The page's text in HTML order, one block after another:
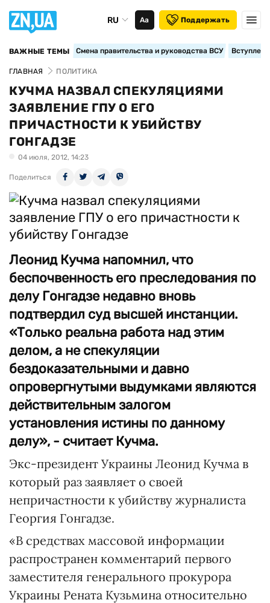
RU Аа Поддержать
ВАЖНЫЕ ТЕМЫ Смена правительства и руководства ВСУ
ГЛАВНАЯ ПОЛИТИКА
КУЧМА НАЗВАЛ СПЕКУЛЯЦИЯМИ
ЗАЯВЛЕНИЕ ГПУ О ЕГО
ПРИЧАСТНОСТИ К УБИЙСТВУ
ГОНГАДЗЕ
04 июля, 2012, 14:23
Поделиться
Леонид Кучма напомнил, что
беспочвенность его преследования по
делу Гонгадзе недавно вновь
подтвердил суд высшей инстанции.
«Только реальна работа над этим
делом, а не спекуляции
бездоказательными и давно
опровергнутыми выдумками являются
действительным залогом
установления истины по данному
делу», - считает Кучма.
Экс-президент Украины Леонид Кучма в
который раз заявляет о своей
непричастности к убийству журналиста
Георгия Гонгадзе.
«В средствах массовой информации
распространен комментарий первого
заместителя генерального прокурора
Украины Рената Кузьмина относительно